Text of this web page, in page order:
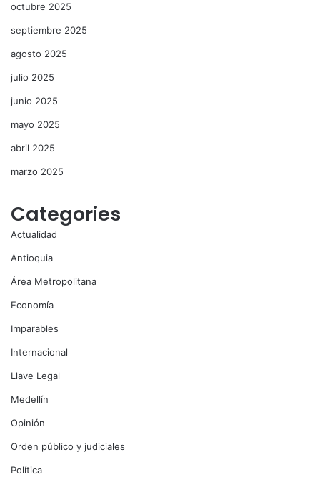
octubre 2025
septiembre 2025
agosto 2025
julio 2025
junio 2025
mayo 2025
abril 2025
marzo 2025
Categories
Actualidad
Antioquia
Área Metropolitana
Economía
Imparables
Internacional
Llave Legal
Medellín
Opinión
Orden público y judiciales
Política